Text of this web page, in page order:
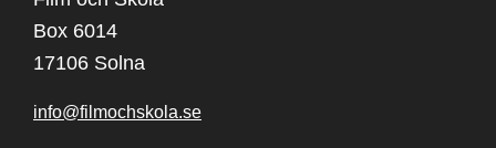
Box 6014
17106 Solna
info@filmochskola.se